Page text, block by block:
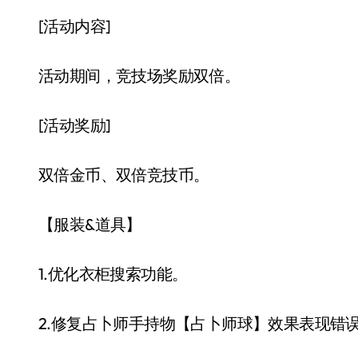
[活动内容]
活动期间，竞技场奖励双倍。
[活动奖励]
双倍金币、双倍竞技币。
【服装&道具】
1.优化衣柜搜索功能。
2.修复占卜师手持物【占卜师球】效果表现错